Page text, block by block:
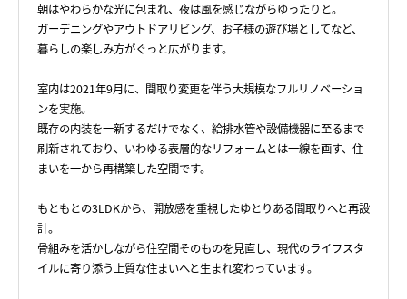
朝はやわらかな光に包まれ、夜は風を感じながらゆったりと。
ガーデニングやアウトドアリビング、お子様の遊び場としてなど、
暮らしの楽しみ方がぐっと広がります。
室内は2021年9月に、間取り変更を伴う大規模なフルリノベーショ
ンを実施。
既存の内装を一新するだけでなく、給排水管や設備機器に至るまで
刷新されており、いわゆる表層的なリフォームとは一線を画す、住
まいを一から再構築した空間です。
もともとの3LDKから、開放感を重視したゆとりある間取りへと再設
計。
骨組みを活かしながら住空間そのものを見直し、現代のライフスタ
イルに寄り添う上質な住まいへと生まれ変わっています。